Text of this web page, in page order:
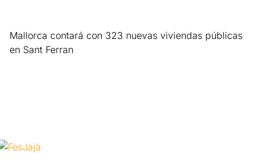
Mallorca contará con 323 nuevas viviendas públicas
en Sant Ferran